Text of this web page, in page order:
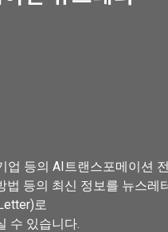
업 등의 AI트랜스포메이션
법 등의 최신 정보를 뉴스레
로
수 있습니다.